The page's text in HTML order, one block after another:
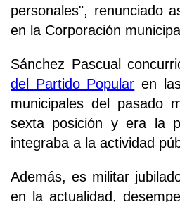
personales", renunciado
en la Corporación
Sánchez Pascual
del Partido Popular en
municipales del pasado
sexta posición y era la
integraba a la actividad
Además, es militar
en la actualidad,